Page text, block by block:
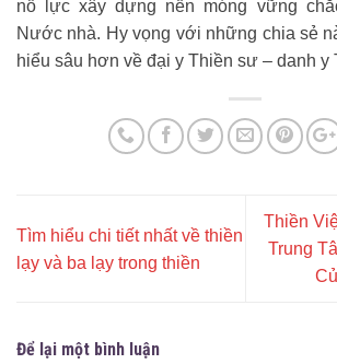
nỗ lực xây dựng nền móng vững
Nước nhà. Hy vọng với những chia sẻ
hiểu sâu hơn về đại y Thiền sư – danh y
Tìm hiểu chi tiết nhất về thiền
lạy và ba lạy trong thiền
Thiền
Trung
Để lại một bình luận